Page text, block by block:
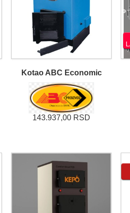
Kotao ABC Economic
143.937,00 RSD